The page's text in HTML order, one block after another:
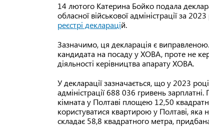
14 лютого Катерина Бойко подала
обласної військової адміністрації за
реєстрі декларацій.
Зазначимо, ця декларація є
кандидата на посаду у ХОВА, проте не
діяльності керівництва апарату ХОВА.
У декларації зазначається, що у 2023
адміністрації 688 036 гривень
кімната у Полтаві площею 12,50
користуватися квартирою у Полтаві, яка
складає 58,8 квадратного метра,